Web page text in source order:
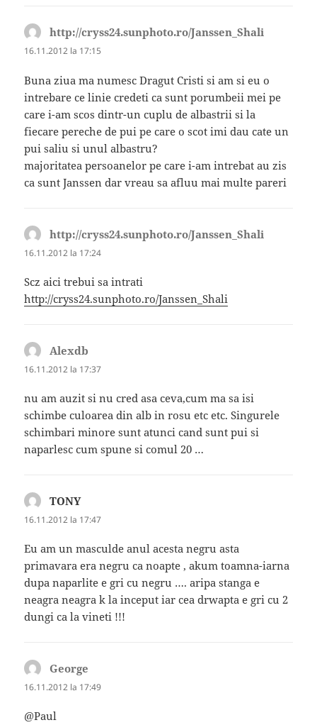
http://cryss24.sunphoto.ro/Janssen_Shali
16.11.2012 la 17:15
Buna ziua ma numesc Dragut Cristi si am si eu o
intrebare ce linie credeti ca sunt porumbeii mei pe
care i-am scos dintr-un cuplu de albastrii si la
fiecare pereche de pui pe care o scot imi dau cate un
pui saliu si unul albastru?
majoritatea persoanelor pe care i-am intrebat au zis
ca sunt Janssen dar vreau sa afluu mai multe pareri
http://cryss24.sunphoto.ro/Janssen_Shali
16.11.2012 la 17:24
Scz aici trebui sa intrati
http://cryss24.sunphoto.ro/Janssen_Shali
Alexdb
16.11.2012 la 17:37
nu am auzit si nu cred asa ceva,cum ma sa isi
schimbe culoarea din alb in rosu etc etc. Singurele
schimbari minore sunt atunci cand sunt pui si
naparlesc cum spune si comul 20 …
TONYspune:
16.11.2012 la 17:47
Eu am un masculde anul acesta negru asta
primavara era negru ca noapte , akum toamna-iarna
dupa naparlite e gri cu negru …. aripa stanga e
neagra neagra k la inceput iar cea drwapta e gri cu 2
dungi ca la vineti !!!
George
16.11.2012 la 17:49
@Paul